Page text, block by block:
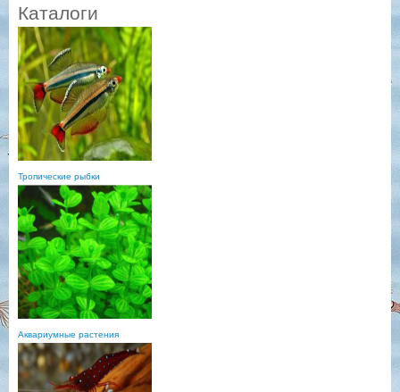
Каталоги
Тропические рыбки
Аквариумные растения